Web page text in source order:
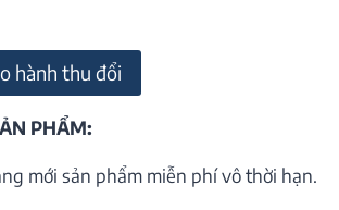
hành thu đổi
PHẨM:
mới sản phẩm miễn phí vô thời hạn.